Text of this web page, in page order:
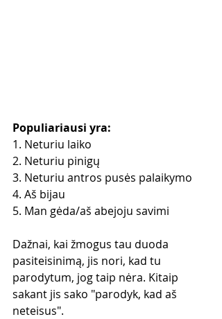
Populiariausi yra:
1. Neturiu laiko
2. Neturiu pinigų
3. Neturiu antros pusės palaikymo
4. Aš bijau
5. Man gėda/aš abejoju savimi
Dažnai, kai žmogus tau duoda
pasiteisinimą, jis nori, kad tu
parodytum, jog taip nėra. Kitaip
sakant jis sako "parodyk, kad aš
neteisus".